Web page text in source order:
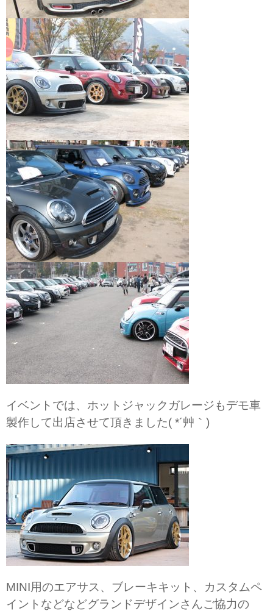
イベントでは、ホットジャックガレージもデモ車
製作して出店させて頂きました( *´艸｀)
MINI用のエアサス、ブレーキキット、カスタムペ
イントなどなどグランドデザインさんご協力の